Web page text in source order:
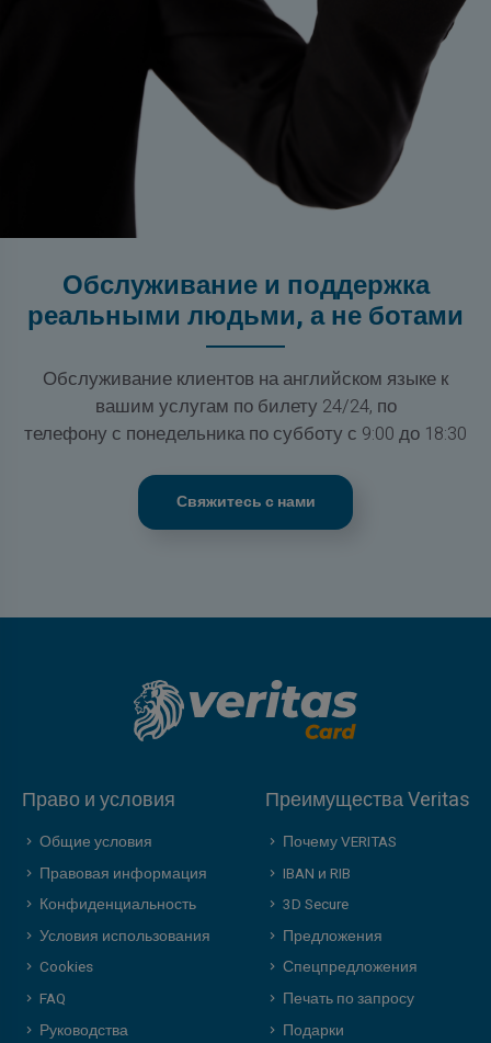
Обслуживание и поддержка
реальными людьми, а не ботами
Обслуживание клиентов на английском языке к
вашим услугам по билету 24/24, по
телефону с понедельника по субботу с 9:00 до 18:30
Свяжитесь с нами
Право и условия
Общие условия
Правовая информация
Конфиденциальность
Условия использования
Cookies
FAQ
Руководства
Преимущества Veritas
Почему VERITAS
IBAN и RIB
3D Secure
Предложения
Спецпредложения
Печать по запросу
Подарки